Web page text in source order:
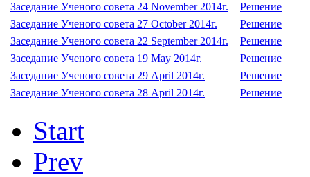
Заседание Ученого совета 24 November 2014г.
Решение
Заседание Ученого совета 27 October 2014г.
Решение
Заседание Ученого совета 22 September 2014г.
Решение
Заседание Ученого совета 19 May 2014г.
Решение
Заседание Ученого совета 29 April 2014г.
Решение
Заседание Ученого совета 28 April 2014г.
Решение
Start
Prev